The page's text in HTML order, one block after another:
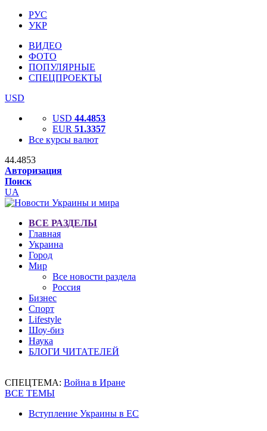
РУС
УКР
ВИДЕО
ФОТО
ПОПУЛЯРНЫЕ
СПЕЦПРОЕКТЫ
USD
USD 44.4853
EUR 51.3357
Все курсы валют
44.4853
Авторизация
Поиск
UA
ВСЕ РАЗДЕЛЫ
Главная
Украина
Город
Мир
Все новости раздела
Россия
Бизнес
Спорт
Lifestyle
Шоу-биз
Наука
БЛОГИ ЧИТАТЕЛЕЙ
СПЕЦТЕМА: Война в Иране
ВСЕ ТЕМЫ
Вступление Украины в ЕС